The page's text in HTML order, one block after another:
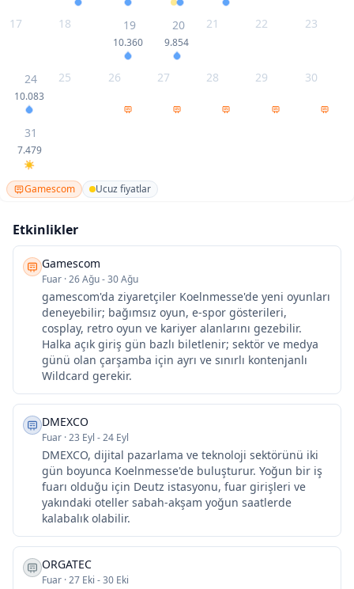
17 18 19
10.360
20
9.854
21 22 23
24
10.083
25 26 27 28 29 30
31
7.479
Gamescom Ucuz fiyatlar
Etkinlikler
Gamescom
Fuar ·26 Ağu - 30 Ağu
gamescom'da ziyaretçiler Koelnmesse'de yeni oyunları
deneyebilir; bağımsız oyun, e-spor gösterileri,
cosplay, retro oyun ve kariyer alanlarını gezebilir.
Halka açık giriş gün bazlı biletlenir; sektör ve medya
günü olan çarşamba için ayrı ve sınırlı kontenjanlı
Wildcard gerekir.
DMEXCO
Fuar ·23 Eyl - 24 Eyl
DMEXCO, dijital pazarlama ve teknoloji sektörünü iki
gün boyunca Koelnmesse'de buluşturur. Yoğun bir iş
fuarı olduğu için Deutz istasyonu, fuar girişleri ve
yakındaki oteller sabah-akşam yoğun saatlerde
kalabalık olabilir.
ORGATEC
Fuar ·27 Eki - 30 Eki